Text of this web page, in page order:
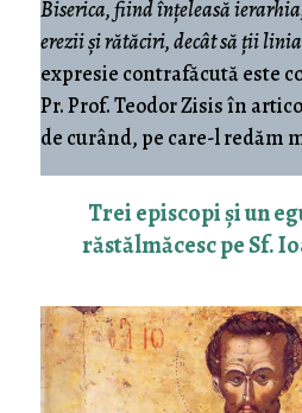
Biserica, fiind înțeleasă
erezii și rătăciri, decât să ții linia
expresie contrafăcută este
Pr. Prof. Teodor Zisis în
de curând, pe care-l redăm
Trei episcopi și un
răstălmăcesc pe Sf.